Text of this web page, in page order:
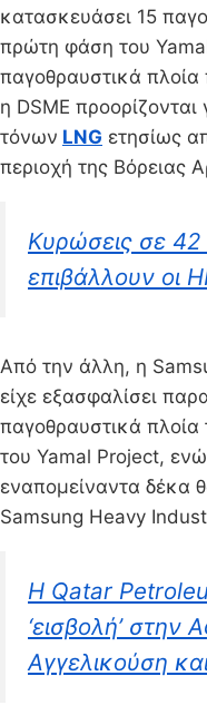
κατασκευάσει 15
πρώτη φάση του
παγοθραυστικά
η DSME
τόνων LNG ετησίως
περιοχή της Βόρειας
Κυρώσεις σε
επιβάλλουν οι
Από την άλλη, η
είχε εξασφαλίσει
παγοθραυστικά
του Yamal Project, ενώ
εναπομείναντα δέκα
Samsung Heavy
H Qatar
‘εισβολή’ στην
Αγγελικούση